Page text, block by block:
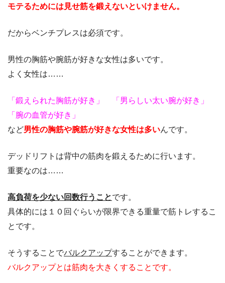
モテるためには見せ筋を鍛えないといけません。
だからベンチプレスは必須です。
男性の胸筋や腕筋が好きな女性は多いです。
よく女性は……
「鍛えられた胸筋が好き」
「男らしい太い腕が好き」
「腕の血管が好き」
など男性の胸筋や腕筋が好きな女性は多いんです。
デッドリフトは背中の筋肉を鍛えるために行います。
重要なのは……
高負荷を少ない回数行うことです。
具体的には１０回ぐらいが限界できる重量で筋トレするこ
とです。
そうすることでバルクアップすることができます。
バルクアップとは筋肉を大きくすることです。